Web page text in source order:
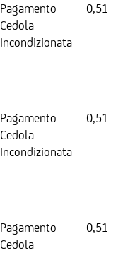
Pagamento
Cedola
Incondizionata
0,51
Pagamento
Cedola
Incondizionata
0,51
Pagamento
Cedola
0,51